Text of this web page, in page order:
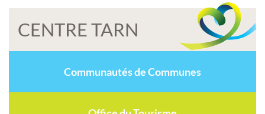
CENTRE TARN
Communautés de Communes